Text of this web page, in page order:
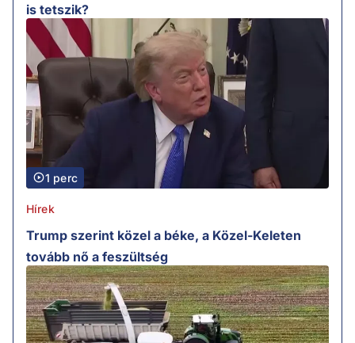
is tetszik?
1 perc
Hírek
Trump szerint közel a béke, a Közel-Keleten
tovább nő a feszültség